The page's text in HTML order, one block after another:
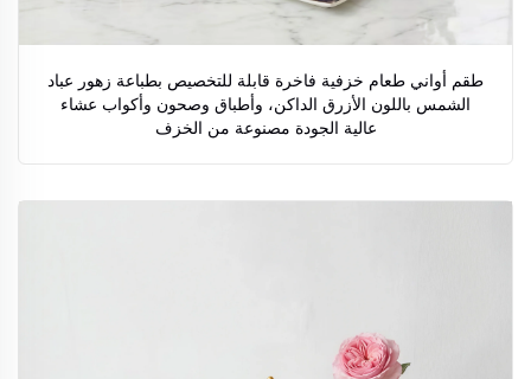
طقم أواني طعام خزفية فاخرة قابلة للتخصيص بطباعة زهور عباد
الشمس باللون الأزرق الداكن، وأطباق وصحون وأكواب عشاء
عالية الجودة مصنوعة من الخزف